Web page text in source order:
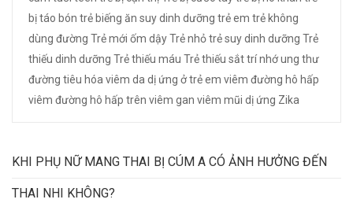
bị táo bón trẻ biếng ăn suy dinh dưỡng trẻ em trẻ không
dùng đường Trẻ mới ốm dậyTrẻ nhỏtrẻ suy dinh dưỡng Trẻ
thiếu dinh dưỡng Trẻ thiếu máu Trẻ thiếu sắttrí nhớung thư
đường tiêu hóa viêm da dị ứng ở trẻ em viêm đường hô hấp
viêm đường hô hấp trên viêm gan viêm mũi dị ứng Zika
KHI PHỤ NỮ MANG THAI BỊ CÚM A CÓ ẢNH HƯỞNG ĐẾN
THAI NHI KHÔNG?